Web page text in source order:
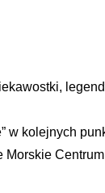
w kolejnych
Morskie